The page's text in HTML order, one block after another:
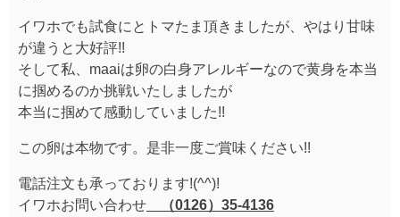
イワホでも試食にとトマたま頂きましたが、やはり甘味
が違うと大好評!!
そして私、maaiは卵の白身アレルギーなので黄身を本当
に掴めるのか挑戦いたしましたが
本当に掴めて感動していました!!
この卵は本物です。是非一度ご賞味ください!!
電話注文も承っております!(^^)!
イワホお問い合わせ （0126）35-4136